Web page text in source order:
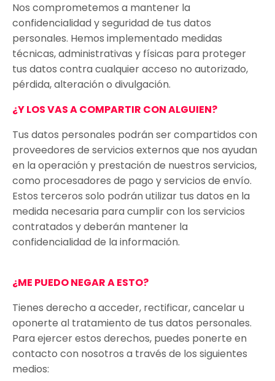
Nos comprometemos a mantener la
confidencialidad y seguridad de tus datos
personales. Hemos implementado medidas
técnicas, administrativas y físicas para proteger
tus datos contra cualquier acceso no autorizado,
pérdida, alteración o divulgación.
¿Y LOS VAS A COMPARTIR CON ALGUIEN?
Tus datos personales podrán ser compartidos con
proveedores de servicios externos que nos ayudan
en la operación y prestación de nuestros servicios,
como procesadores de pago y servicios de envío.
Estos terceros solo podrán utilizar tus datos en la
medida necesaria para cumplir con los servicios
contratados y deberán mantener la
confidencialidad de la información.
¿ME PUEDO NEGAR A ESTO?
Tienes derecho a acceder, rectificar, cancelar u
oponerte al tratamiento de tus datos personales.
Para ejercer estos derechos, puedes ponerte en
contacto con nosotros a través de los siguientes
medios: